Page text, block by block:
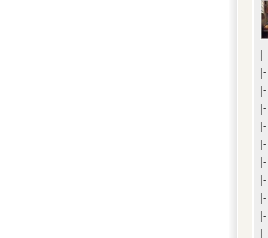
|-
|-
|-
|-
|-
|-
|-
|-
|-
|-
|-